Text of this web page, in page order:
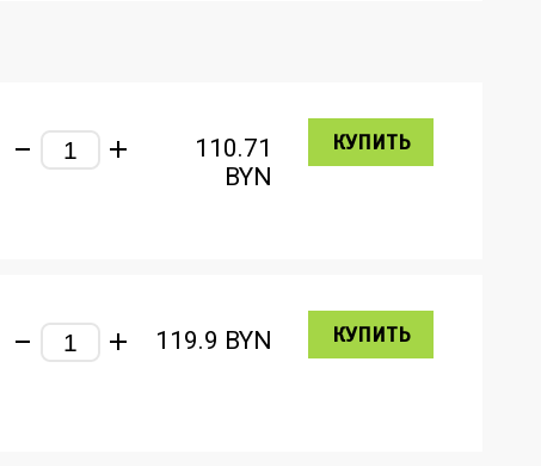
110.71
BYN
КУПИТЬ
119.9 BYN КУПИТЬ